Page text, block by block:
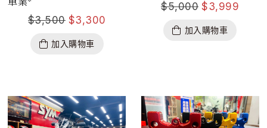
$3,500 $3,300
加入購物車
$5,000 $3,999
加入購物車